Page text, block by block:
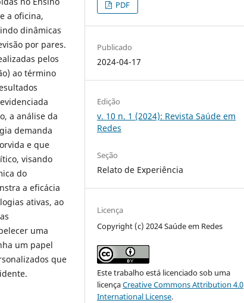
a oficina,
dinâmicas
por pares.
pelos
ao término
a análise da
demanda
e que
visando
do
a eficácia
ativas, ao
uma
um papel
que
PDF
Publicado
2024-04-17
Edição
v. 10 n. 1 (2024): Revista Saúde em
Redes
Seção
Relato de Experiência
Licença
Copyright (c) 2024 Saúde em Redes
Este trabalho está licenciado sob uma
licençaCreative Commons Attribution 4.0
International License.